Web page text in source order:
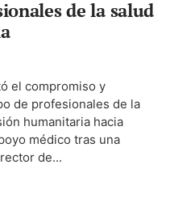
de la salud
el compromiso y
de profesionales de la
humanitaria hacia
médico tras una
de...